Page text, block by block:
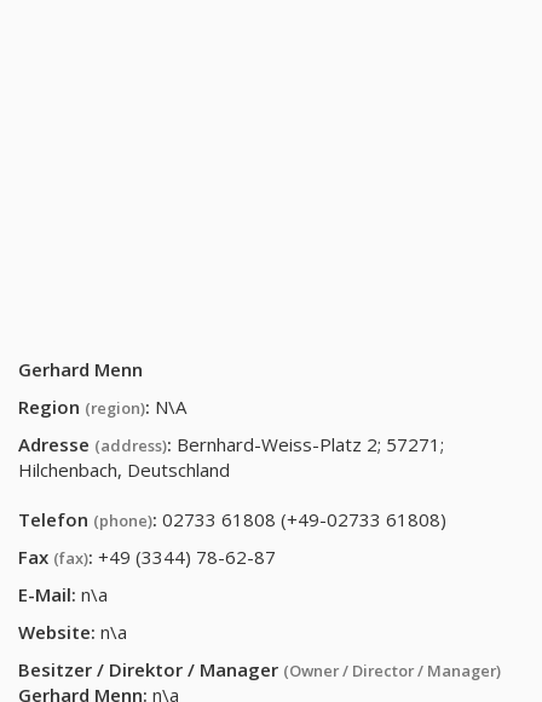
Gerhard Menn
Region (region): N\A
Adresse (address): Bernhard-Weiss-Platz 2; 57271;
Hilchenbach, Deutschland
Telefon (phone): 02733 61808 (+49-02733 61808)
Fax (fax): +49 (3344) 78-62-87
E-Mail: n\a
Website: n\a
Besitzer / Direktor / Manager (Owner / Director / Manager)
Gerhard Menn: n\a